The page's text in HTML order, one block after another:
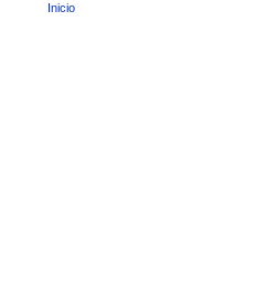
Inicio